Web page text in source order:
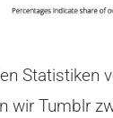
Statistiken
wir Tumblr